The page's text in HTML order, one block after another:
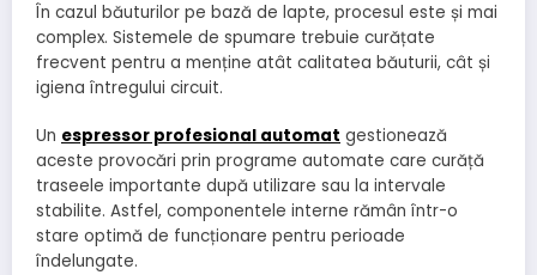
În cazul băuturilor pe bază de lapte, procesul este și mai
complex. Sistemele de spumare trebuie curățate
frecvent pentru a menține atât calitatea băuturii, cât și
igiena întregului circuit.
Un espressor profesional automat gestionează
aceste provocări prin programe automate care curăță
traseele importante după utilizare sau la intervale
stabilite. Astfel, componentele interne rămân într-o
stare optimă de funcționare pentru perioade
îndelungate.